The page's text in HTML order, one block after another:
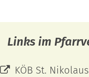
Links im
KÖB St.